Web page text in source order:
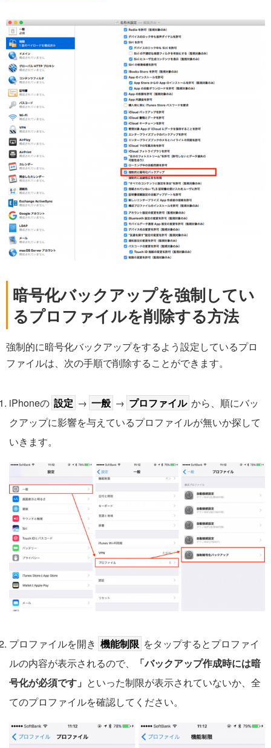
暗号化バックアップを強制してい
るプロファイルを削除する方法
強制的に暗号化バックアップをするよう設定しているプロ
ファイルは、次の手順で削除することができます。
iPhoneの 設定 → 一般 → プロファイル から、順にバッ
クアップに影響を与えているプロファイルが無いか探して
いきます。
プロファイルを開き 機能制限 をタップするとプロファイ
ルの内容が表示されるので、
「バックアップ作成時には暗
号化が必須です」 といった制限が表示されていないか、全
てのプロファイルを確認してください。